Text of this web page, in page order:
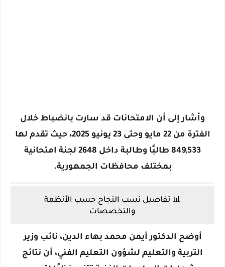
وأشار إلى أن الامتحانات قد سارت بانضباط خلال
الفترة من 22 مايو وحتى 23 يونيو 2025، حيث تقدم لها
849,533 طالبًا وطالبة
داخل 2648 لجنة
امتحانية
بمختلف محافظات الجمهورية.
📊 تفاصيل نسب النجاح حسب الأنظمة
والتخصصات
أوضح الدكتور أيمن محمد بهاء الدين، نائب وزير
التربية والتعليم لشؤون التعليم الفني، أن نتائج